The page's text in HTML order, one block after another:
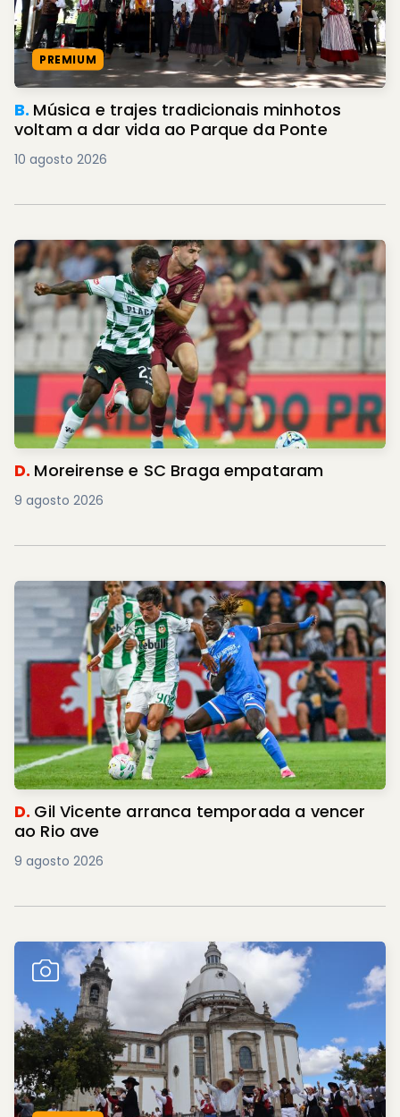
PREMIUM
B. Música e trajes tradicionais minhotos
voltam a dar vida ao Parque da Ponte
10 agosto 2026
D. Moreirense e SC Braga empataram
9 agosto 2026
D. Gil Vicente arranca temporada a vencer
ao Rio ave
9 agosto 2026